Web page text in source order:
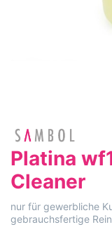
Platina
Cleaner
nur für gewerbliche
gebrauchsfertige